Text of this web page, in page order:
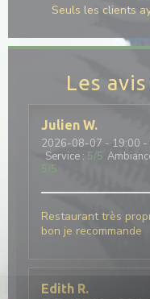
Les
Julien W
2026-08-07 - 19:00 -
Service : 5/5
5 /5
Restaurant très
bon je recommande
Edith R
Seuls les clients